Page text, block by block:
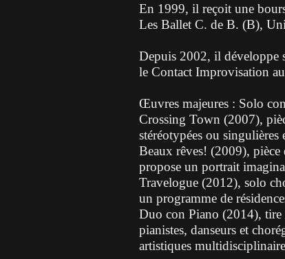
En 1999, il reçoit une
Les Ballet C. de B. (B),
Depuis 2002, il développe
le Contact Improvisation
Œuvres majeures : Solo
Crossing Town (2007),
stéréotypées ou
Beaux rêves! (2009),
propose un portrait
Travelogue (2012), solo
un programme de
Duo con Piano (2014), tire
pianistes, danseurs et
artistiques